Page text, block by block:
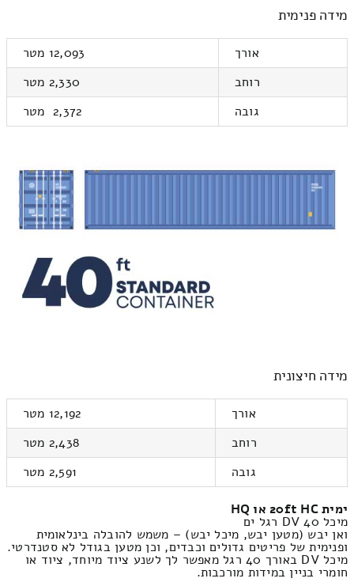
מידה פנימית
אורך
12,093 מטר
רוחב
2,330 מטר
גובה
2,372 מטר
מידה חיצונית
אורך
12,192 מטר
רוחב
2,438 מטר
גובה
2,591 מטר
ימית 20ft HC או HQ
מיכל DV 40 רגל ים
ואן יבש (מטען יבש, מיכל יבש) – משמש להובלה בינלאומית
ופנימית של פריטים גדולים וכבדים, וכן מטען בגודל לא סטנדרטי.
מיכל DV באורך 40 רגל מאפשר לך לשנע ציוד מיוחד, ציוד או
חומרי בניין במידות מורכבות.